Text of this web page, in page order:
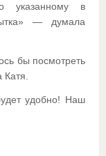
указанному в
— думала
бы посмотреть
удобно! Наш